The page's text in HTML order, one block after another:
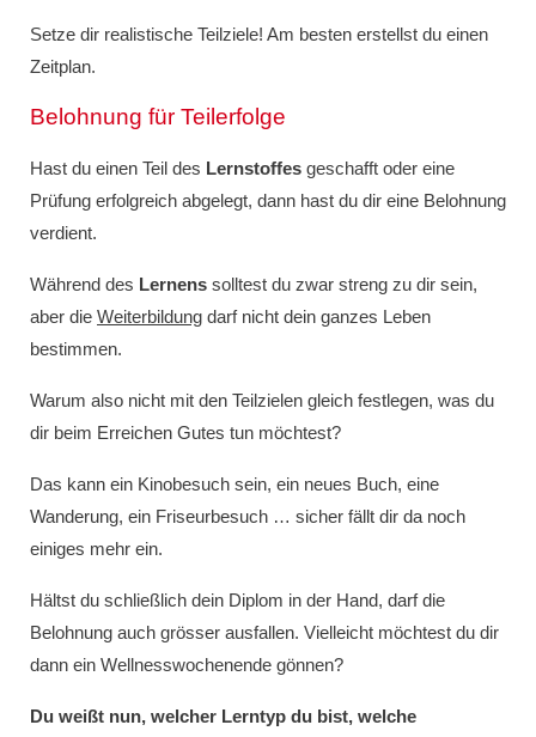
Setze dir realistische Teilziele! Am besten erstellst du einen
Zeitplan.
Belohnung für Teilerfolge
Hast du einen Teil des Lernstoffes geschafft oder eine
Prüfung erfolgreich abgelegt, dann hast du dir eine Belohnung
verdient.
Während des Lernens solltest du zwar streng zu dir sein,
aber die Weiterbildung darf nicht dein ganzes Leben
bestimmen.
Warum also nicht mit den Teilzielen gleich festlegen, was du
dir beim Erreichen Gutes tun möchtest?
Das kann ein Kinobesuch sein, ein neues Buch, eine
Wanderung, ein Friseurbesuch … sicher fällt dir da noch
einiges mehr ein.
Hältst du schließlich dein Diplom in der Hand, darf die
Belohnung auch grösser ausfallen. Vielleicht möchtest du dir
dann ein Wellnesswochenende gönnen?
Du weißt nun, welcher Lerntyp du bist, welche